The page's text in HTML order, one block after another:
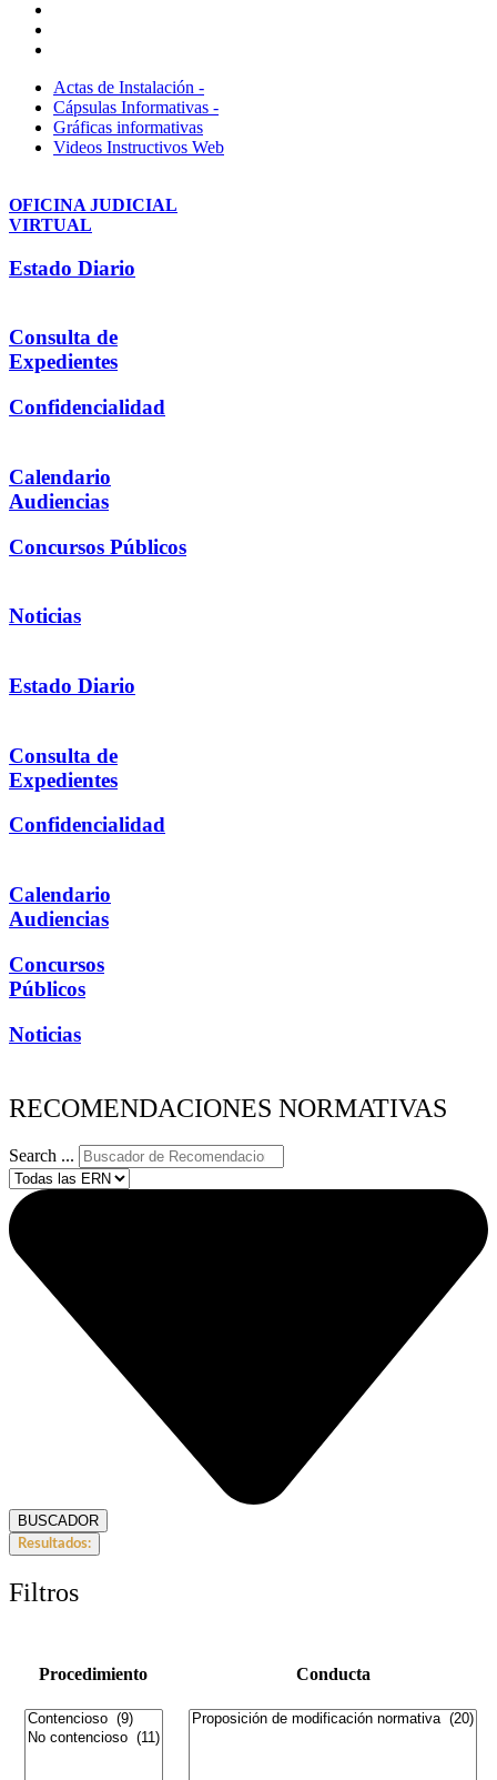
Actas de Instalación -
Cápsulas Informativas -
Gráficas informativas
Videos Instructivos Web
OFICINA JUDICIAL
VIRTUAL
Estado Diario
Consulta de
Expedientes
Confidencialidad
Calendario
Audiencias
Concursos Públicos
Noticias
Estado Diario
Consulta de
Expedientes
Confidencialidad
Calendario
Audiencias
Concursos
Públicos
Noticias
RECOMENDACIONES NORMATIVAS
Search ...
BUSCADOR
Resultados:
Filtros
Procedimiento Conducta